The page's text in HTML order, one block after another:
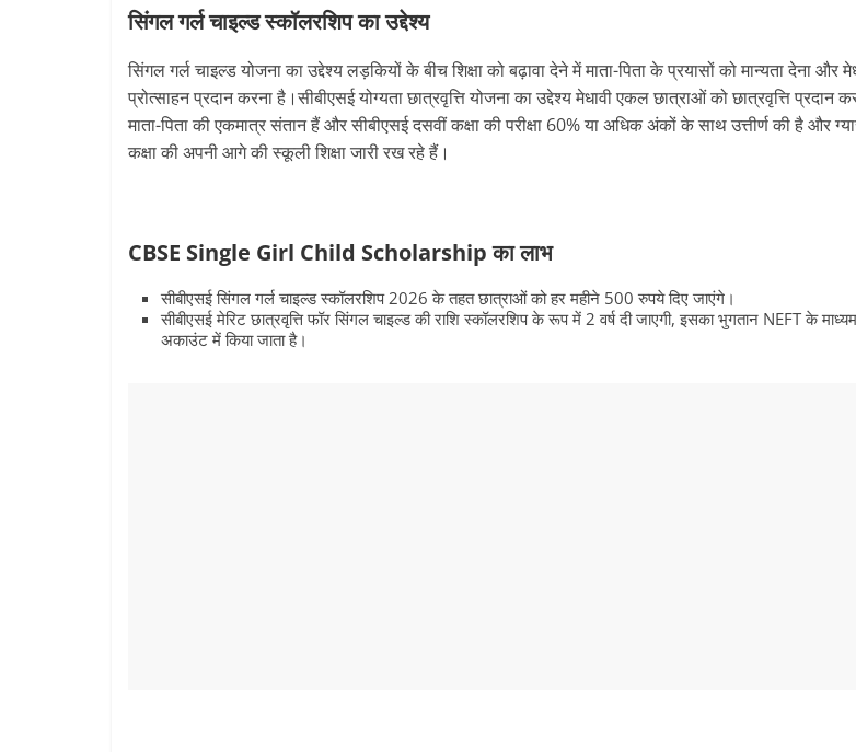
सिंगल गर्ल चाइल्‍ड स्‍कॉलरशिप का उद्देश्‍य
सिंगल गर्ल चाइल्‍ड योजना का उद्देश्य लड़कियों के बीच शिक्षा को बढ़ावा देने में माता-पिता के प्रयासों को मान्यता देना और
प्रोत्साहन प्रदान करना है।सीबीएसई योग्यता छात्रवृत्ति योजना का उद्देश्य मेधावी एकल छात्राओं को छात्रवृत्ति प्रदान
माता-पिता की एकमात्र संतान हैं और सीबीएसई दसवीं कक्षा की परीक्षा 60% या अधिक अंकों के साथ उत्तीर्ण की है और
कक्षा की अपनी आगे की स्कूली शिक्षा जारी रख रहे हैं।
CBSE Single Girl Child Scholarship का लाभ
सीबीएसई सिंगल गर्ल चाइल्ड स्कॉलरशिप 2026 के तहत छात्राओं को हर महीने 500 रुपये दिए जाएंगे।
सीबीएसई मेरिट छात्रवृत्ति फॉर सिंगल चाइल्‍ड की राशि स्‍कॉलरशिप के रूप में 2 वर्ष दी जाएगी, इसका भुगतान NEFT के
अकाउंट में किया जाता है।